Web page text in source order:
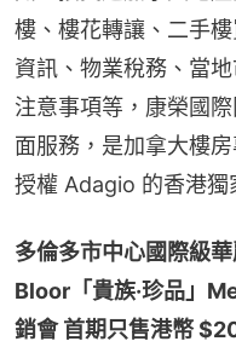
樓、樓花轉讓、二手
資訊、物業稅務、當
注意事項等，康榮國
面服務，是加拿大樓
授權 Adagio 的香港獨
多倫多市中心國際級
Bloor「貴族·珍品」
銷會 首期只售港幣